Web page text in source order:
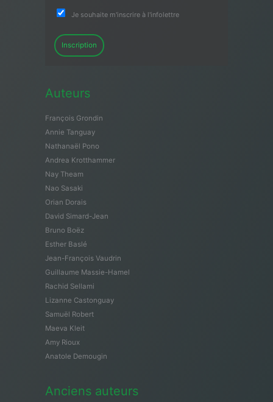
Je souhaite m'inscrire à l'infolettre
Inscription
Auteurs
François Grondin
Annie Tanguay
Nathanaël Pono
Andrea Krotthammer
Nay Theam
Nao Sasaki
Orian Dorais
David Simard-Jean
Bruno Boëz
Esther Baslé
Jean-François Vaudrin
Guillaume Massie-Hamel
Rachid Sellami
Lizanne Castonguay
Samuël Robert
Maeva Kleit
Amy Rioux
Anatole Demougin
Anciens auteurs